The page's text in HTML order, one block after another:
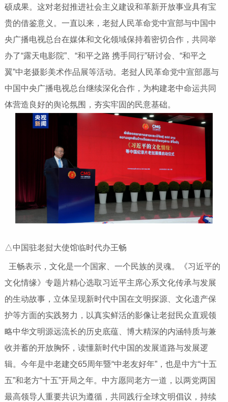
硕成果。这对老挝推进社会主义建设和革新开放事业具有宝
贵的借鉴意义。一直以来，老挝人民革命党中宣部与中国中
央广播电视总台在媒体和文化领域保持着密切合作，共同举
办了“露天电影院”、“和平之路 携手同行”研讨会、“和平之
翼”中老摄影美术作品展等活动。老挝人民革命党中宣部愿与
中国中央广播电视总台继续深化合作，为构建老中命运共同
体营造良好的舆论氛围，夯实牢固的民意基础。
△中国驻老挝大使馆临时代办王畅
王畅表示，文化是一个国家、一个民族的灵魂。《习近平的
文化情缘》专题片精心选取习近平主席心系文化传承与发展
的生动故事，立体呈现新时代中国在文明探源、文化遗产保
护等方面的实践努力，以真实鲜活的影像让老挝民众直观领
略中华文明源远流长的历史底蕴、博大精深的内涵特质与兼
收并蓄的开放胸怀，读懂新时代中国的发展道路与发展逻
辑。今年是中老建交65周年暨“中老友好年”，也是中方“十五
五”和老方“十五”开局之年。中方愿同老方一道，以两党两国
最高领导人重要共识为遵循，共同践行全球文明倡议，持续